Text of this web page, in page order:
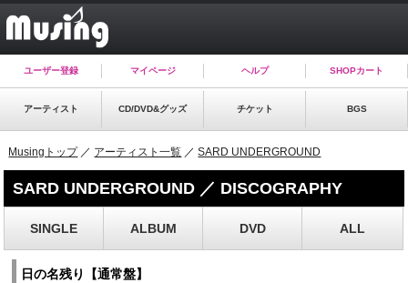
ユーザー登録 マイページ ヘルプ SHOPカート
アーティスト CD/DVD&グッズ チケット BGS
Musingトップ／ アーティスト一覧 ／SARD UNDERGROUND
SARD UNDERGROUND ／ DISCOGRAPHY
SINGLE ALBUM DVD ALL
日の名残り【通常盤】